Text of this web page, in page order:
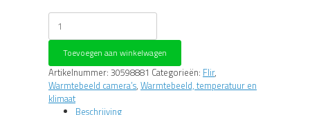
Flir
Systems
C5
aantalToevoegen aan winkelwagen
Artikelnummer: 30598881 Categorieën: Flir,
Warmtebeeld camera’s, Warmtebeeld, temperatuur en
klimaat
Beschrijving